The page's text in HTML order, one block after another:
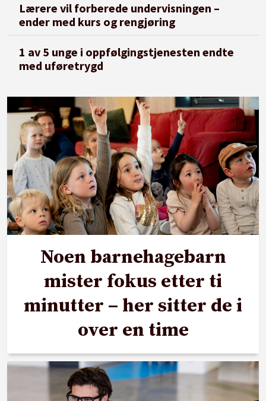
Lærere vil forberede undervisningen –
ender med kurs og rengjøring
1 av 5 unge i oppfølgingstjenesten endte
med uføretrygd
Noen barnehagebarn
mister fokus etter ti
minutter – her sitter de i
over en time